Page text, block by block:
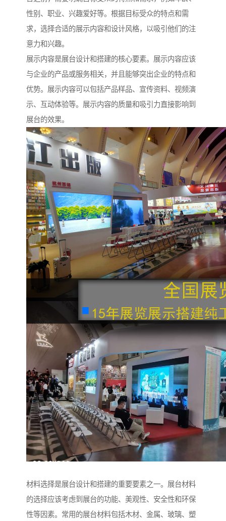
性别、职业、兴趣爱好等。根据目标受众的特点和需
求，选择合适的展示内容和设计风格，以吸引他们的注
意力和兴趣。
展示内容是展台设计和搭建的核心要素。展示内容应该
与企业的产品或服务相关，并且能够突出企业的特点和
优势。展示内容可以包括产品样品、宣传资料、视频演
示、互动体验等。展示内容的质量和吸引力直接影响到
展台的效果。
材料选择是展台设计和搭建的重要要素之一。展台材料
的选择应该考虑到展台的功能、美观性、安全性和环保
性等因素。常用的展台材料包括木材、金属、玻璃、塑